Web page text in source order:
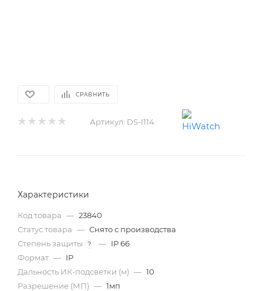
СРАВНИТЬ
Артикул: DS-I114
Характеристики
Код товара — 23840
Статус товара — Снято с производства
Степень защиты
? — IP 66
Формат — IP
Дальность ИК-подсветки (м) — 10
Разрешение (МП) — 1мп